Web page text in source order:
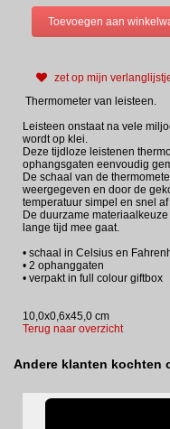
zet op mijn
Thermometer van leisteen.
Leisteen onstaat na vele
wordt op klei.
Deze tijdloze leistenen
ophangsgaten eenvoudig
De schaal van de
weergegeven en door de
temperatuur simpel en snel af
De duurzame
lange tijd mee gaat.
• schaal in Celsius en
• 2 ophanggaten
• verpakt in full colour giftbox
10,0x0,6x45,0 cm
Terug naar overzicht
Andere klanten kochten